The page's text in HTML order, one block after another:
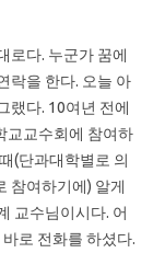
로다. 누군가 꿈에
락을 한다. 오늘 아
랬다. 10여년 전에
교교수회에 참여하
(단과대학별로 의
참여하기에) 알게
교수님이시다. 어
로 전화를 하셨다.